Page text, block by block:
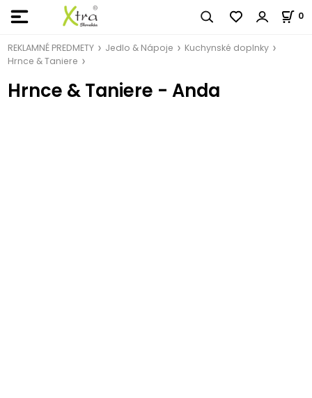
0
REKLAMNÉ PREDMETY Jedlo & Nápoje
Kuchynské doplnky
Hrnce & Taniere
Hrnce & Taniere - Anda